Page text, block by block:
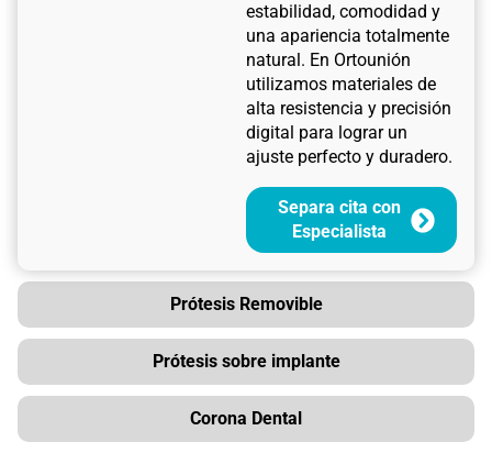
Prótesis Removible
Prótesis sobre implante
Corona Dental
estabilidad, comodidad y
una apariencia totalmente
natural. En Ortounión
utilizamos materiales de
alta resistencia y precisión
digital para lograr un
ajuste perfecto y duradero.
Separa cita con
Especialista